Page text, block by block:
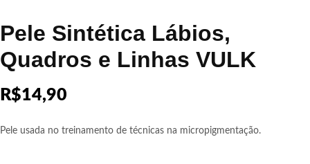
Pele Sintética Lábios,
Quadros e Linhas VULK
R$14,90
Pele usada no treinamento de técnicas na micropigmentação.